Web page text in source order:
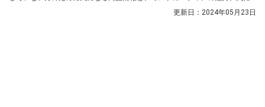
なる口コミなどをご紹介します！ ぜひチェックしてみてくださいね。
更新日： 2024年05月23日